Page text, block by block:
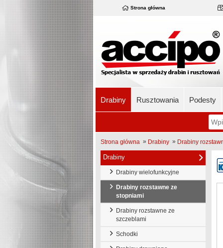
Strona główna
Drabiny Rusztowania Podesty
Strona główna » Drabiny » Drabiny
Drabiny
Drabiny wielofunkcyjne
Drabiny rozstawne ze
stopniami
Drabiny rozstawne ze
szczeblami
Schodki